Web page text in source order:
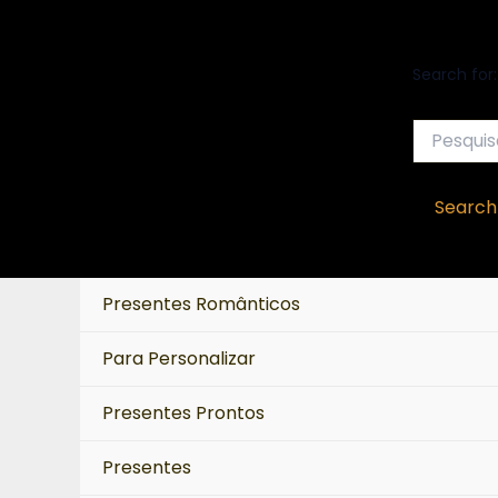
Search for:
Presentes Românticos
Para Personalizar
Presentes Prontos
Presentes